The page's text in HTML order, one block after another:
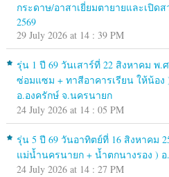
กระดาษ/อาสาเยี่ยมตายายและเปิด
2569
29 July 2026 at 14 : 39 PM
รุ่น 1 ปี 69 วันเสาร์ที่ 22 สิงหาคม พ.
ซ่อมแซม + ทาสีอาคารเรียน ให้น้อง
อ.องครักษ์ จ.นครนายก
24 July 2026 at 14 : 05 PM
รุ่น 5 ปี 69 วันอาทิตย์ที่ 16 สิงหาคม
แม่น้ำนครนายก + น้ำตกนางรอง )
24 July 2026 at 14 : 27 PM